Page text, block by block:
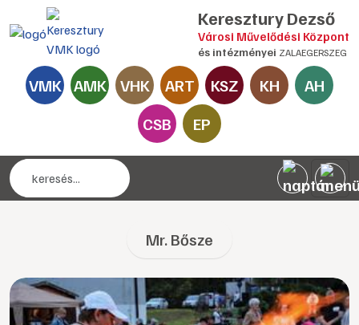
Keresztury Dezső
Városi Művelődési Központ
és intézményei ZALAEGERSZEG
VMK AMK VHK ART KSZ KH
AH
CSB
EP
Mr. Bősze